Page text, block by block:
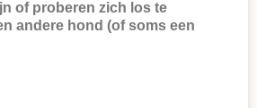
of proberen zich los te
andere hond (of soms een